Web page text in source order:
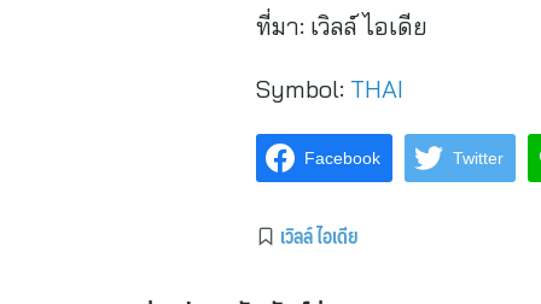
ที่มา: เวิลล์ ไอเดีย
Symbol: THAI
Facebook Twitter
เวิลล์ ไอเดีย